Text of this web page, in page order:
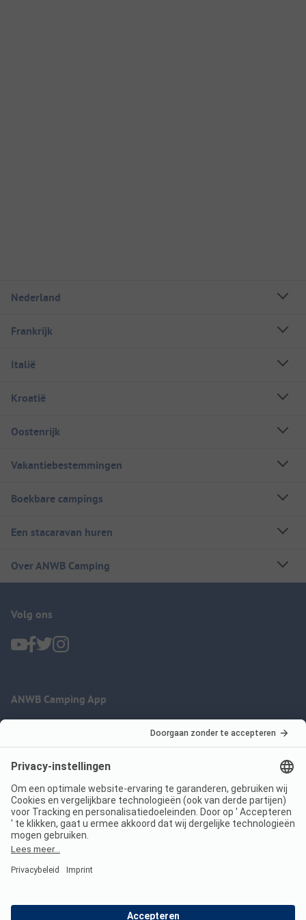
Nederland
Frankrijk
Italië
Kroatië
Oostenrijk
Vakantiebestemmingen
Boekbare campings
Een stacaravan huren
Over ANWB Camping
Volg ons
ANWB Camping App
Imprint
Jouw privacy
Voorwaarden
Wet digitale diensten